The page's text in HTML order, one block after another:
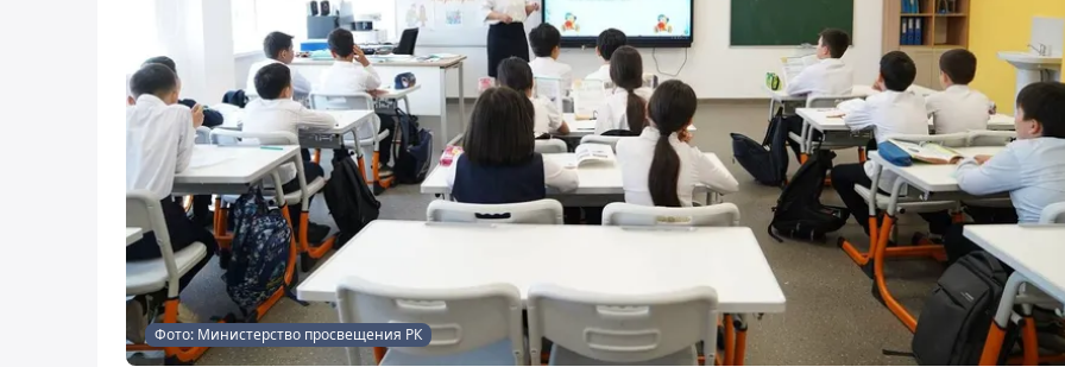
Фото: Министерство просвещения РК